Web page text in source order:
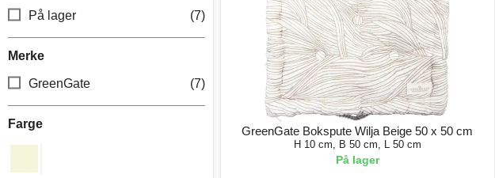
På lager (7)
Merke
GreenGate (7)
Farge
GreenGate Bokspute Wilja Beige 50 x 50 cm
H 10 cm, B 50 cm, L 50 cm
På lager